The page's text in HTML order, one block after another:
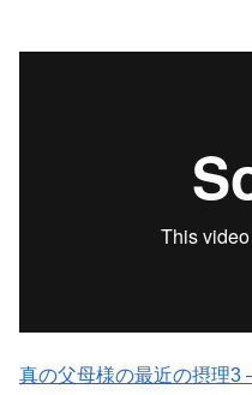
真の父母様の最近の摂理3